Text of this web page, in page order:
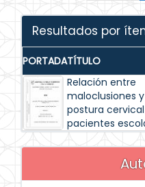
Resultados por
PORTADATÍTULO
Relación entre
maloclusiones y
postura
pacientes